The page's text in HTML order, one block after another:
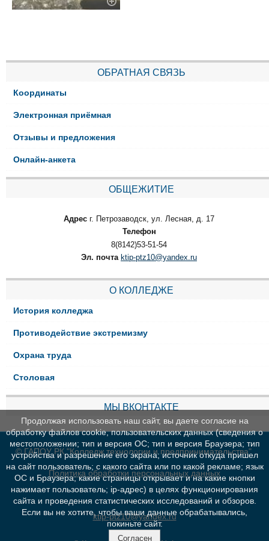
ОБРАТНАЯ СВЯЗЬ
Координаты
Электронная приёмная
Отзывы и предложения
Онлайн-анкета
ОБЩЕЖИТИЕ
Адрес г. Петрозаводск, ул. Лесная, д. 17
Телефон
8(8142)53-51-54
Эл. почта ktip-ptz10@yandex.ru
О КОЛЛЕДЖЕ
История колледжа
Противодействие экстремизму
Охрана труда
Столовая
МЫ ВКОНТАКТЕ
© ГАПОУ РК "Колледж технологии и предпринимательства"
Политика обработки персональных данных
ktip-ptz10@yandex.ru
Продолжая использовать наш сайт, вы даете согласие на
обработку файлов cookie, пользовательских данных (сведения о
местоположении; тип и версия ОС; тип и версия Браузера; тип
устройства и разрешение его экрана; источник откуда пришел
на сайт пользователь; с какого сайта или по какой рекламе; язык
ОС и Браузера; какие страницы открывает и на какие кнопки
нажимает пользователь; ip-адрес) в целях функционирования
сайта и проведения статистических исследований и обзоров.
Если вы не хотите, чтобы ваши данные обрабатывались,
покиньте сайт.
Согласен